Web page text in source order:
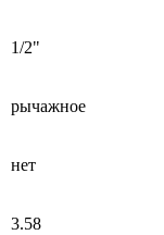
1/2"
рычажное
нет
3.58